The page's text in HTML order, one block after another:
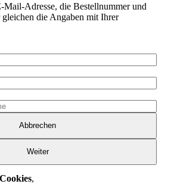
Mail-Adresse, die Bestellnummer und
die Angaben mit Ihrer
Abbrechen
Weiter
,